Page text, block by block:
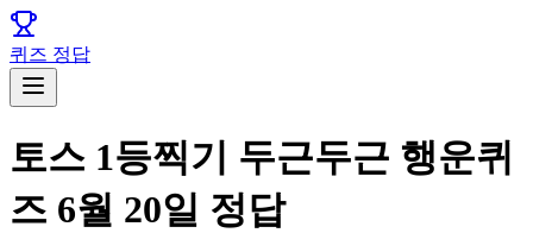
퀴즈 정답
토스 1등찍기 두근두근 행운퀴
즈 6월 20일 정답